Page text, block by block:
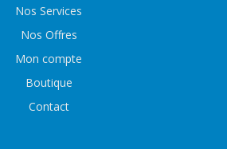
Nos Services
Nos Offres
Mon compte
Boutique
Contact